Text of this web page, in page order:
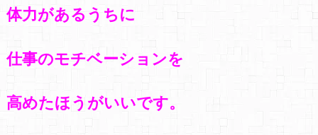
体力があるうちに
仕事のモチベーションを
高めたほうがいいです。